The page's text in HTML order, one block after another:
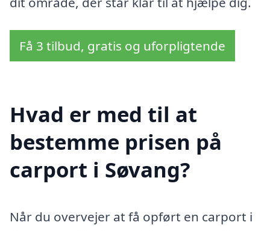
Få 3 tilbud, gratis og uforpligtende
Hvad er med til at
bestemme prisen på
carport i Søvang?
Når du overvejer at få opført en carport i